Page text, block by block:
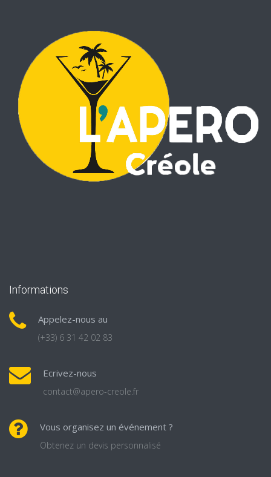
Informations
Appelez-nous au
(+33) 6 31 42 02 83
Ecrivez-nous
contact@apero-creole.fr
Vous organisez un événement ?
Obtenez un devis personnalisé